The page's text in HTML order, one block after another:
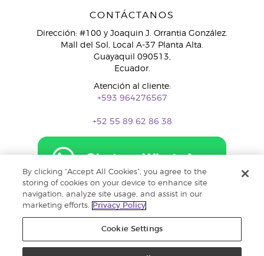
CONTÁCTANOS
Dirección: #100 y Joaquin J. Orrantia González.
Mall del Sol, Local A-37 Planta Alta.
Guayaquil 090513,
Ecuador.
Atención al cliente:
+593 964276567
+52 55 89 62 86 38
By clicking “Accept All Cookies”, you agree to the
storing of cookies on your device to enhance site
navigation, analyze site usage, and assist in our
marketing efforts.
Privacy Policy
Cookie Settings